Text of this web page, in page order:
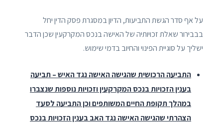
על אף סדר הגשת התביעות, הדיון במסגרת פסק הדין יחל
בבבירור שאלת זכויותיה של האישה בנכס המקרקעין שכן הדבר
ישליך על סוגיית הפינוי והחיוב בדמי שימוש.
התביעה הרכושית שהגישה האישה נגד האיש – תביעה
בענין הזכויות בנכס המקרקעין וזכויות נוספות שנצברו
במהלך תקופת החיים המשותפים וכן התביעה לסעד
הצהרתי שהגישה האישה נגד האב בענין הזכויות בנכס